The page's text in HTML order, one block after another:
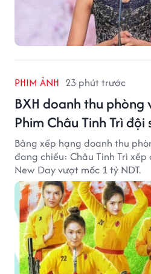
PHIM ẢNH 23 phút trước
BXH doanh thu phòng
Phim Châu Tinh Trì đội
Bảng xếp hạng doanh thu
đang chiếu: Châu Tinh Trì
New Day vượt mốc 1 tỷ NDT.